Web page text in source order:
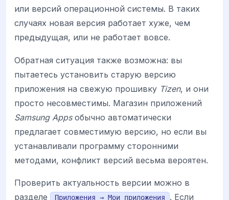
или версий операционной системы. В таких
случаях новая версия работает хуже, чем
предыдущая, или не работает вовсе.
Обратная ситуация также возможна: вы
пытаетесь установить старую версию
приложения на свежую прошивку Tizen, и они
просто несовместимы. Магазин приложений
Samsung Appsобычно автоматически
предлагает совместимую версию, но если вы
устанавливали программу сторонними
методами, конфликт версий весьма вероятен.
Проверить актуальность версии можно в
разделе
Приложения → Мои приложения
. Если